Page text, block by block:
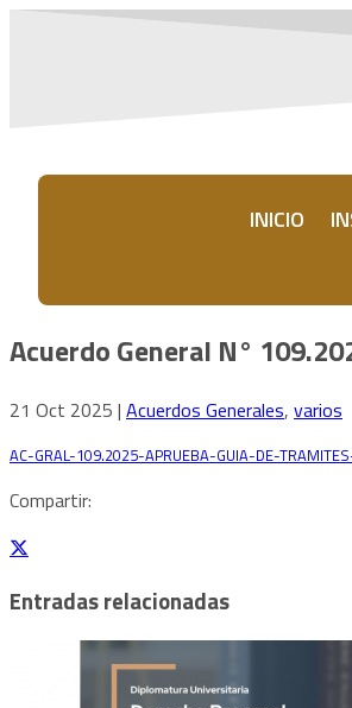
INICIO
Acuerdo General N°
21 Oct 2025 | Acuerdos Generales, varios
AC-GRAL-109.2025-APRUEBA-GUIA-DE-
Compartir:
Entradas relacionadas